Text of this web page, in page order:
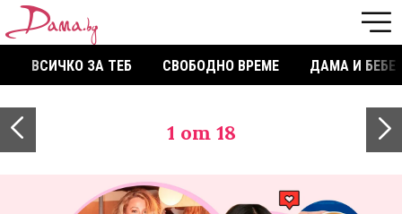
ВСИЧКО ЗА ТЕБ СВОБОДНО ВРЕМЕ ДАМА И БЕБЕ
1 от 18